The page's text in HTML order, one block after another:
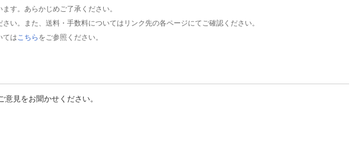
す。あらかじめご了承ください。
。また、送料・手数料についてはリンク先の各ページにてご確認ください。
ては こちら をご参照ください。
見をお聞かせください。